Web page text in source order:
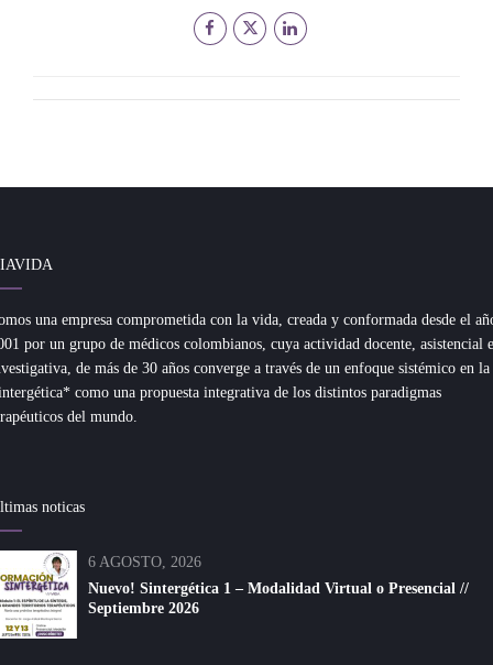
una empresa comprometida con la vida, creada y conformada desde el
por un grupo de médicos colombianos, cuya actividad docente, asistencial e
de más de 30 años converge a través de un enfoque sistémico en la
como una propuesta integrativa de los distintos paradigmas
del mundo.
noticas
6 AGOSTO, 2026
Nuevo! Sintergética 1 – Modalidad Virtual o Presencial //
Septiembre 2026